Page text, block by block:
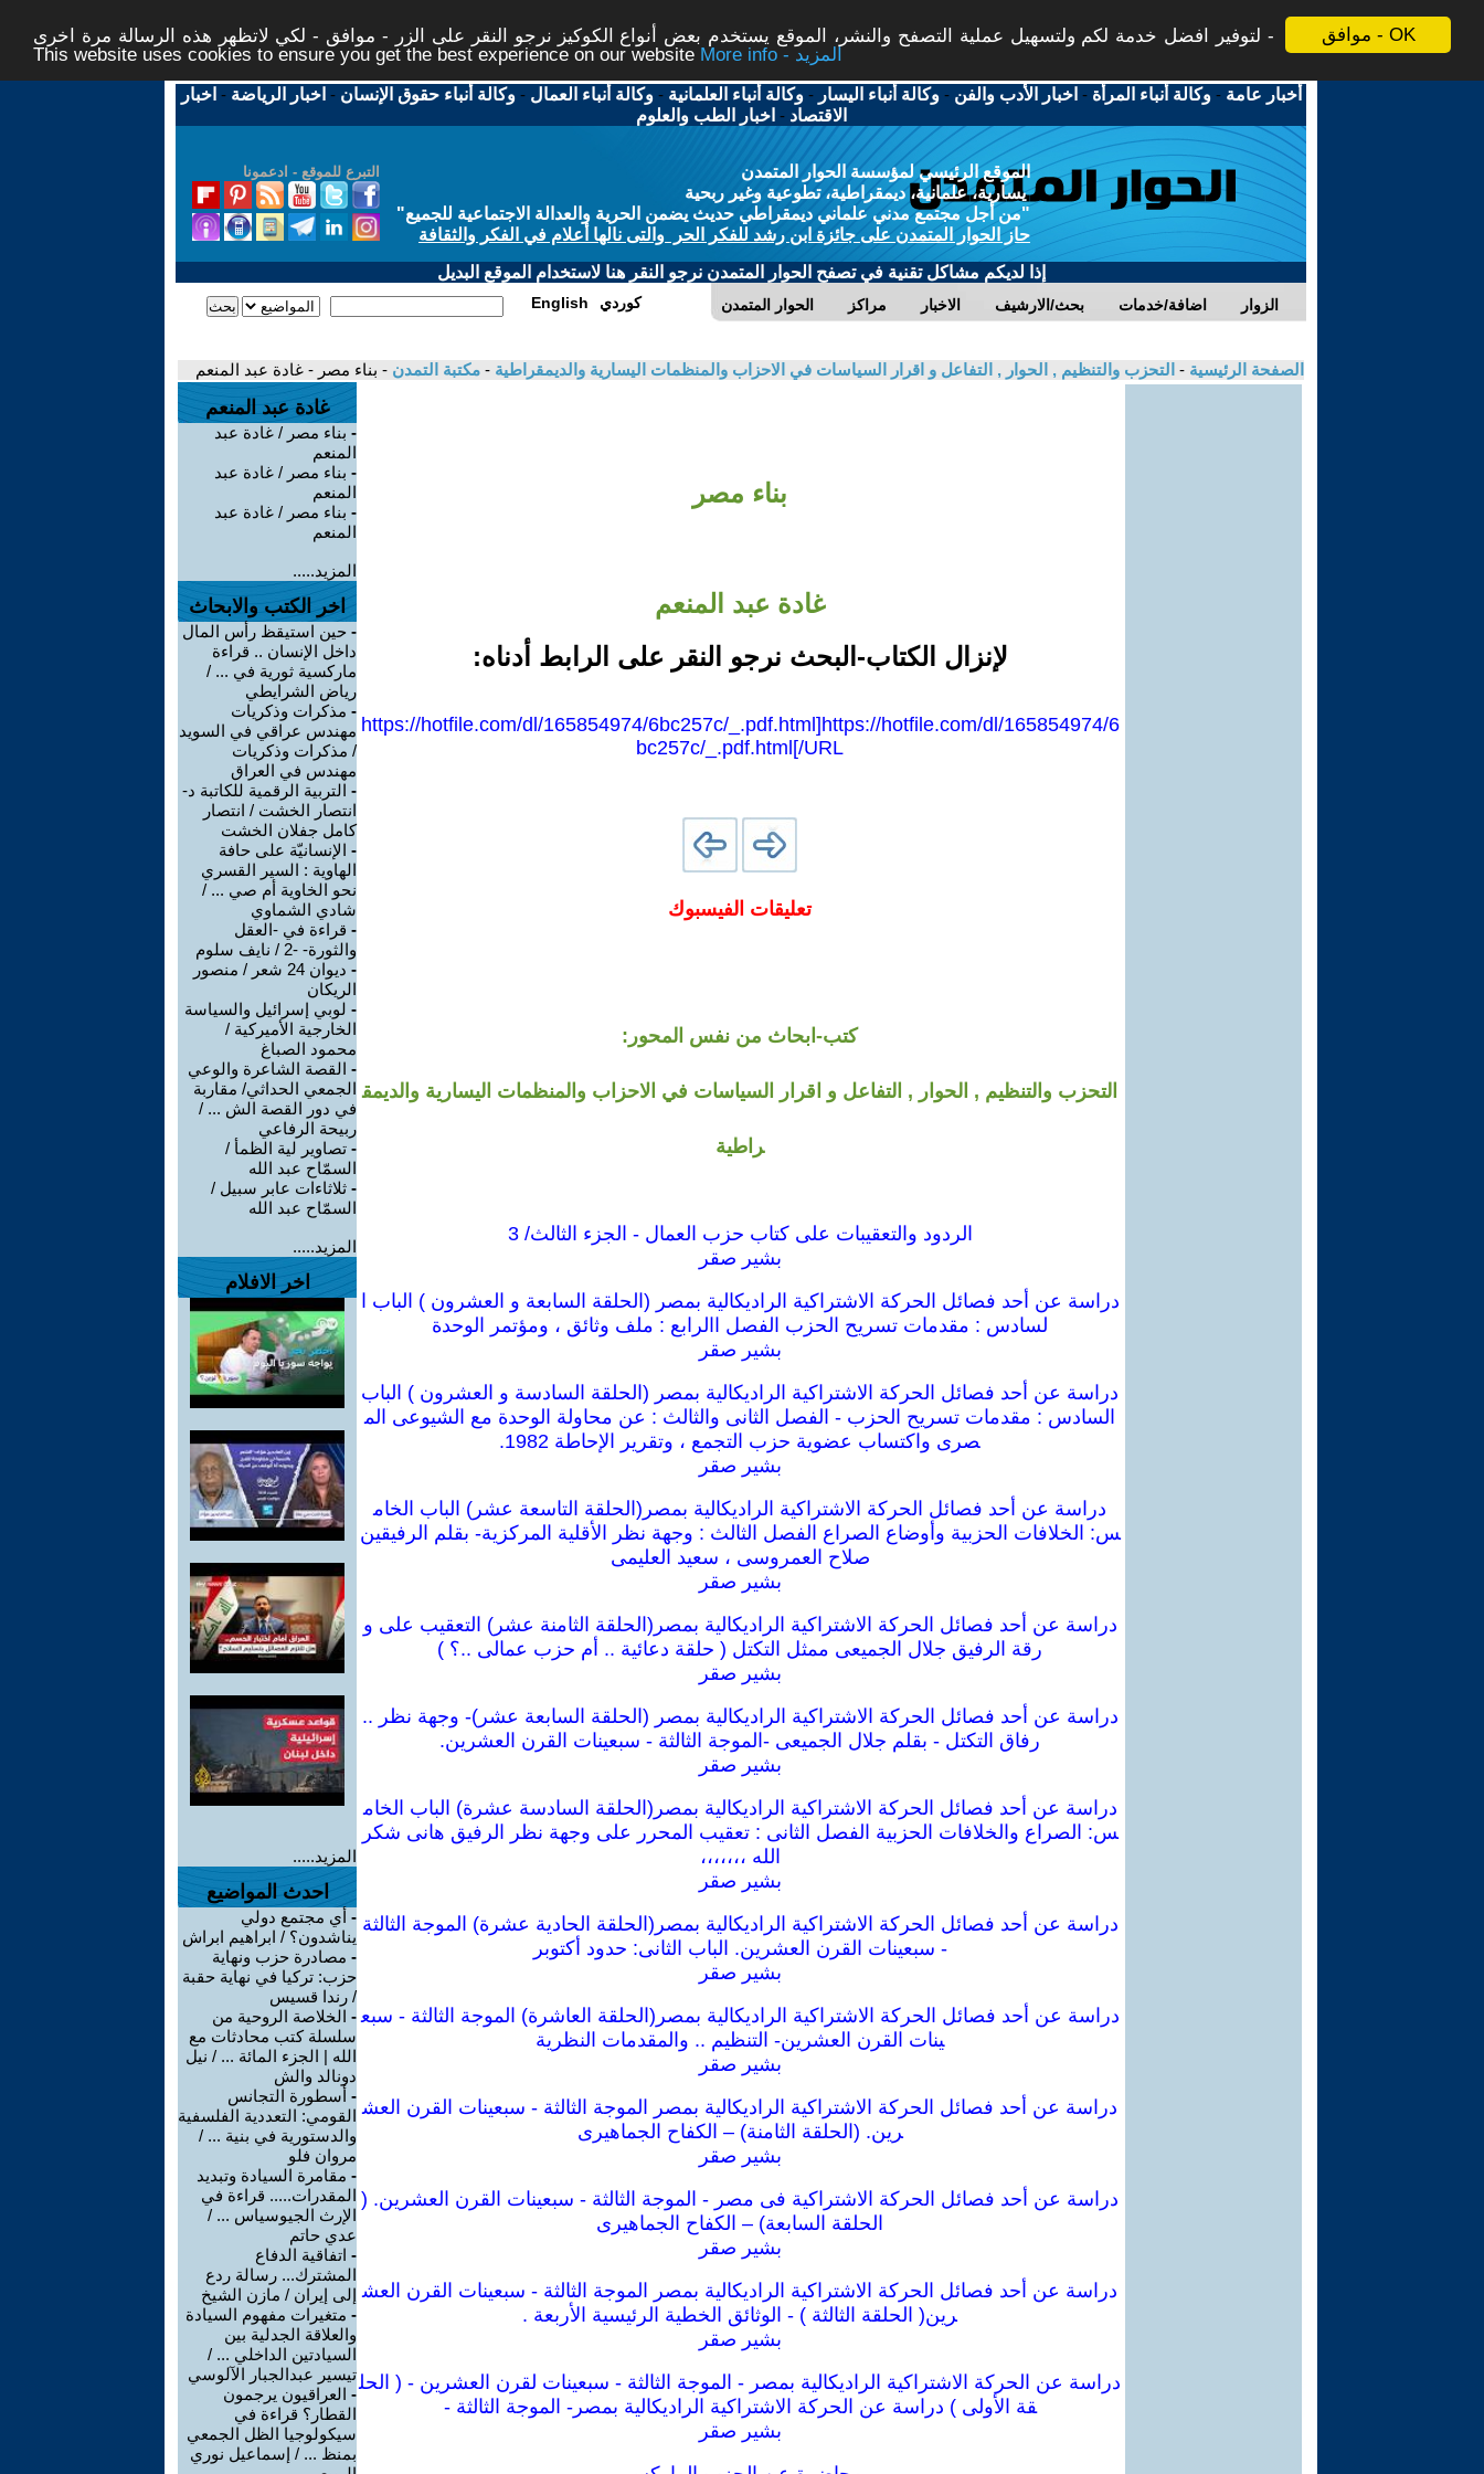
موافق - OK
لتوفير افضل خدمة لكم ولتسهيل عملية التصفح والنشر، الموقع يستخدم بعض أنواع الكوكيز نرجو النقر على الزر - موافق - لكي لاتظهر هذه الرسالة مرة اخرى -
This website uses cookies to ensure you get the best experience on our website
More info - المزيد
أخبار عامة -وكالة أنباء المرأة - اخبار الأدب والفن -وكالة أنباء اليسار -وكالة أنباء العلمانية -وكالة أنباء العمال -وكالة أنباء حقوق الإنسان - اخبار الرياضة - اخبار
الاقتصاد - اخبار الطب والعلوم
التبرع للموقع - ادعمونا
الموقع الرئيسي لمؤسسة الحوار المتمدن
يسارية، علمانية، ديمقراطية، تطوعية وغير ربحية
"من أجل مجتمع مدني علماني ديمقراطي حديث يضمن الحرية والعدالة الاجتماعية للجميع"
حاز الحوار المتمدن على جائزة ابن رشد للفكر الحر والتى نالها أعلام في الفكر والثقافة
إذا لديكم مشاكل تقنية في تصفح الحوار المتمدن نرجو النقر هنا لاستخدام الموقع البديل
الحوار المتمدن مراكز الاخبار بحث/الارشيف اضافة/خدمات الزوار English كوردي
الصفحة الرئيسية - التحزب والتنظيم , الحوار , التفاعل و اقرار السياسات في الاحزاب والمنظمات اليسارية والديمقراطية - مكتبة التمدن - بناء مصر - غادة عبد المنعم
بناء مصر
غادة عبد المنعم
لإنزال الكتاب-البحث نرجو النقر على الرابط أدناه:
https://hotfile.com/dl/165854974/6bc257c/_.pdf.html]https://hotfile.com/dl/165854974/6
bc257c/_.pdf.html[/URL
تعليقات الفيسبوك
كتب-ابحاث من نفس المحور:
التحزب والتنظيم , الحوار , التفاعل و اقرار السياسات في الاحزاب والمنظمات اليسارية والديمق
راطية
الردود والتعقيبات على كتاب حزب العمال - الجزء الثالث/ 3
بشير صقر
دراسة عن أحد فصائل الحركة الاشتراكية الراديكالية بمصر (الحلقة السابعة و العشرون ) الباب ا
لسادس : مقدمات تسريح الحزب الفصل االرابع : ملف وثائق ، ومؤتمر الوحدة
بشير صقر
دراسة عن أحد فصائل الحركة الاشتراكية الراديكالية بمصر (الحلقة السادسة و العشرون ) الباب
السادس : مقدمات تسريح الحزب - الفصل الثانى والثالث : عن محاولة الوحدة مع الشيوعى الم
صرى واكتساب عضوية حزب التجمع ، وتقرير الإحاطة 1982.
بشير صقر
دراسة عن أحد فصائل الحركة الاشتراكية الراديكالية بمصر(الحلقة التاسعة عشر) الباب الخام
س: الخلافات الحزبية وأوضاع الصراع الفصل الثالث : وجهة نظر الأقلية المركزية- بقلم الرفيقين
صلاح العمروسى ، سعيد العليمى
بشير صقر
دراسة عن أحد فصائل الحركة الاشتراكية الراديكالية بمصر(الحلقة الثامنة عشر) التعقيب على و
رقة الرفيق جلال الجميعى ممثل التكتل ( حلقة دعائية .. أم حزب عمالى ..؟ )
بشير صقر
دراسة عن أحد فصائل الحركة الاشتراكية الراديكالية بمصر (الحلقة السابعة عشر)- وجهة نظر ..
رفاق التكتل - بقلم جلال الجميعى -الموجة الثالثة - سبعينات القرن العشرين.
بشير صقر
دراسة عن أحد فصائل الحركة الاشتراكية الراديكالية بمصر(الحلقة السادسة عشرة) الباب الخام
س: الصراع والخلافات الحزبية الفصل الثانى : تعقيب المحرر على وجهة نظر الرفيق هانى شكر
الله ،،،،،،،
بشير صقر
دراسة عن أحد فصائل الحركة الاشتراكية الراديكالية بمصر(الحلقة الحادية عشرة) الموجة الثالثة
- سبعينات القرن العشرين. الباب الثانى: حدود أكتوبر
بشير صقر
دراسة عن أحد فصائل الحركة الاشتراكية الراديكالية بمصر(الحلقة العاشرة) الموجة الثالثة - سبع
ينات القرن العشرين- التنظيم .. والمقدمات النظرية
بشير صقر
دراسة عن أحد فصائل الحركة الاشتراكية الراديكالية بمصر الموجة الثالثة - سبعينات القرن العش
رين. (الحلقة الثامنة) – الكفاح الجماهيرى
بشير صقر
دراسة عن أحد فصائل الحركة الاشتراكية فى مصر - الموجة الثالثة - سبعينات القرن العشرين. (
الحلقة السابعة) – الكفاح الجماهيرى
بشير صقر
دراسة عن أحد فصائل الحركة الاشتراكية الراديكالية بمصر الموجة الثالثة - سبعينات القرن العش
رين( الحلقة الثالثة ) - الوثائق الخطية الرئيسية الأربعة .
بشير صقر
دراسة عن الحركة الاشتراكية الراديكالية بمصر - الموجة الثالثة - سبعينات لقرن العشرين - ( الحل
قة الأولى ) دراسة عن الحركة الاشتراكية الراديكالية بمصر- الموجة الثالثة -
بشير صقر
غادة عبد المنعم
- بناء مصر / غادة عبد
المنعم
- بناء مصر / غادة عبد
المنعم
- بناء مصر / غادة عبد
المنعم
المزيد.....
اخر الكتب والابحاث
- حين استيقظ رأس المال
داخل الإنسان .. قراءة
ماركسية ثورية في ... /
رياض الشرايطي
- مذكرات وذكريات
مهندس عراقي في السويد
/ مذكرات وذكريات
مهندس في العراق
- التربية الرقمية للكاتبة د-
انتصار الخشت / انتصار
كامل جفلان الخشت
- الإنسانيّة على حافة
الهاوية : السير القسري
نحو الخاوية أم صي ... /
شادي الشماوي
- قراءة في -العقل
والثورة- -2 / نايف سلوم
-
ديوان 24 شعر / منصور
الريكان
- لوبي إسرائيل والسياسة
الخارجية الأميركية /
محمود الصباغ
- القصة الشاعرة والوعي
الجمعي الحداثي/ مقاربة
في دور القصة الش ... /
ربيحة الرفاعي
- تصاوير لية الظمأ /
السمّاح عبد الله
- ثلاثاءات عابر سبيل /
السمّاح عبد الله
المزيد.....
اخر الافلام
المزيد.....
احدث المواضيع
- أي مجتمع دولي
يناشدون؟ / ابراهيم ابراش
- مصادرة حزب ونهاية
حزب: تركيا في نهاية حقبة
/ رندا قسيس
- الخلاصة الروحية من
سلسلة كتب محادثات مع
الله | الجزء المائة ... / نيل
دونالد والش
- أسطورة التجانس
القومي: التعددية الفلسفية
والدستورية في بنية ... /
مروان فلو
- مقامرة السيادة وتبديد
المقدرات..... قراءة في
الإرث الجيوسياس ... /
عدي حاتم
- اتفاقية الدفاع
المشترك... رسالة ردع
إلى إيران / مازن الشيخ
- متغيرات مفهوم السيادة
والعلاقة الجدلية بين
السيادتين الداخلي ... /
تيسير عبدالجبار الآلوسي
- العراقيون يرجمون
القطار؟ قراءة في
سيكولوجيا الظل الجمعي
بمنظ ... / إسماعيل نوري